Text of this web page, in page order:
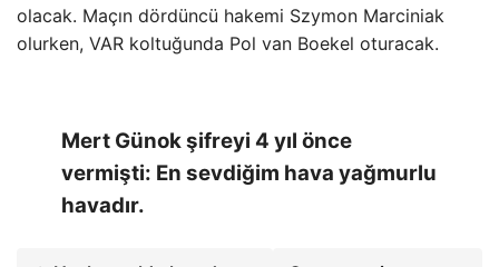
olacak. Maçın dördüncü hakemi Szymon Marciniak
olurken, VAR koltuğunda Pol van Boekel oturacak.
Mert Günok şifreyi 4 yıl önce
vermişti: En sevdiğim hava yağmurlu
havadır.